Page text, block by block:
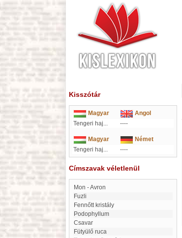
Kisszótár
Magyar
Angol
Tengeri haj...
----
Magyar
Német
Tengeri haj...
----
Címszavak véletlenül
Mon - Avron
fuzli
Fennőtt kristály
Podophyllum
Csavar
Fütyülő ruca